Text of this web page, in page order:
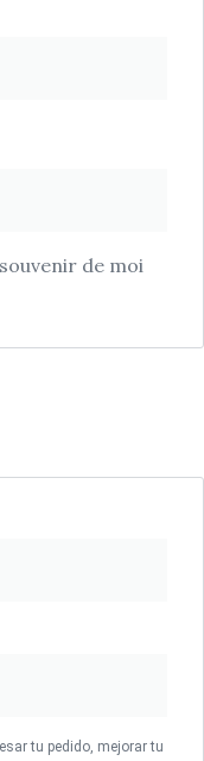
de moi
tu pedido, mejorar tu